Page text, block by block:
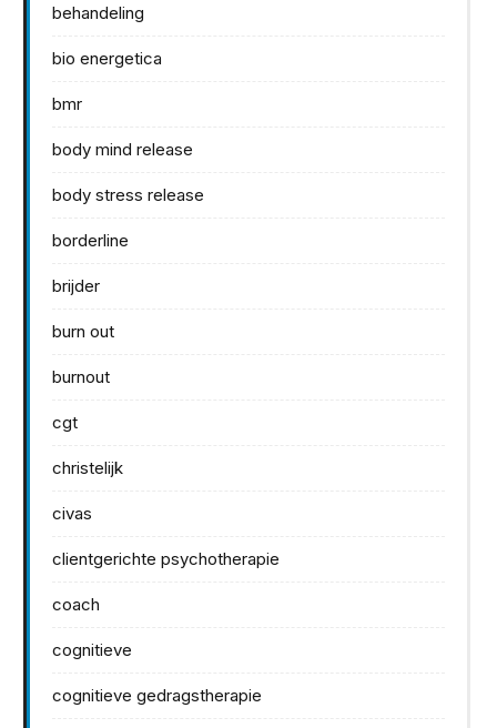
behandeling
bio energetica
bmr
body mind release
body stress release
borderline
brijder
burn out
burnout
cgt
christelijk
civas
clientgerichte psychotherapie
coach
cognitieve
cognitieve gedragstherapie